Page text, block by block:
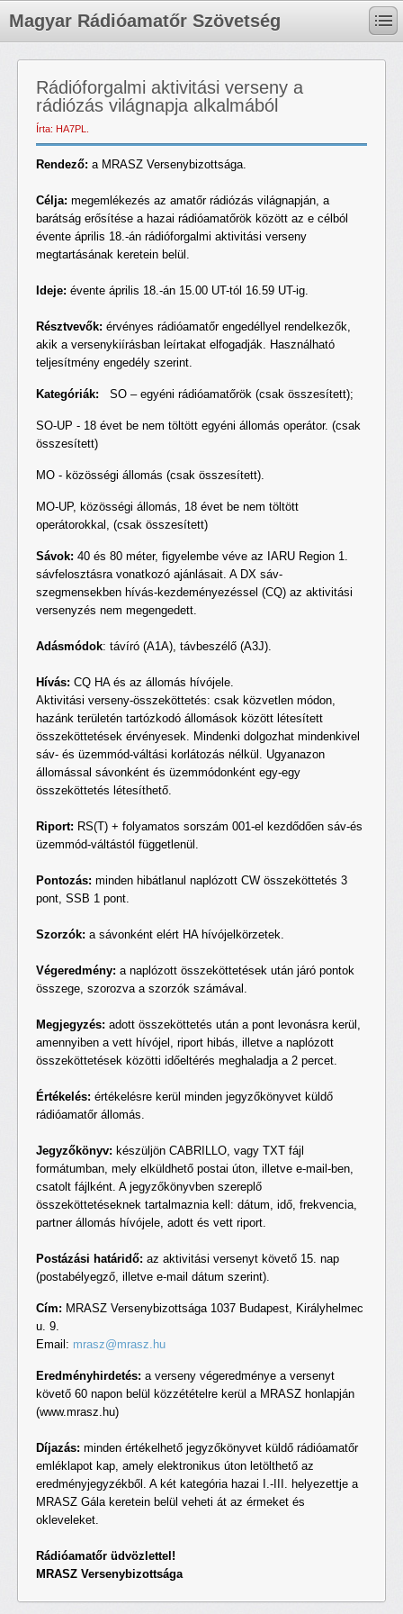
Magyar Rádióamatőr Szövetség
Rádióforgalmi aktivitási verseny a
rádiózás világnapja alkalmából
Írta: HA7PL.
Rendező: a MRASZ Versenybizottsága.
Célja: megemlékezés az amatőr rádiózás világnapján, a
barátság erősítése a hazai rádióamatőrök között az e célból
évente április 18.-án rádióforgalmi aktivitási verseny
megtartásának keretein belül.
Ideje: évente április 18.-án 15.00 UT-tól 16.59 UT-ig.
Résztvevők: érvényes rádióamatőr engedéllyel rendelkezők,
akik a versenykiírásban leírtakat elfogadják. Használható
teljesítmény engedély szerint.
Kategóriák: SO – egyéni rádióamatőrök (csak összesített);
SO-UP - 18 évet be nem töltött egyéni állomás operátor. (csak
összesített)
MO - közösségi állomás (csak összesített).
MO-UP, közösségi állomás, 18 évet be nem töltött
operátorokkal, (csak összesített)
Sávok: 40 és 80 méter, figyelembe véve az IARU Region 1.
sávfelosztásra vonatkozó ajánlásait. A DX sáv-
szegmensekben hívás-kezdeményezéssel (CQ) az aktivitási
versenyzés nem megengedett.
Adásmódok: távíró (A1A), távbeszélő (A3J).
Hívás: CQ HA és az állomás hívójele.
Aktivitási verseny-összeköttetés: csak közvetlen módon,
hazánk területén tartózkodó állomások között létesített
összeköttetések érvényesek. Mindenki dolgozhat mindenkivel
sáv- és üzemmód-váltási korlátozás nélkül. Ugyanazon
állomással sávonként és üzemmódonként egy-egy
összeköttetés létesíthető.
Riport: RS(T) + folyamatos sorszám 001-el kezdődően sáv-és
üzemmód-váltástól függetlenül.
Pontozás: minden hibátlanul naplózott CW összeköttetés 3
pont, SSB 1 pont.
Szorzók: a sávonként elért HA hívójelkörzetek.
Végeredmény: a naplózott összeköttetések után járó pontok
összege, szorozva a szorzók számával.
Megjegyzés: adott összeköttetés után a pont levonásra kerül,
amennyiben a vett hívójel, riport hibás, illetve a naplózott
összeköttetések közötti időeltérés meghaladja a 2 percet.
Értékelés: értékelésre kerül minden jegyzőkönyvet küldő
rádióamatőr állomás.
Jegyzőkönyv: készüljön CABRILLO, vagy TXT fájl
formátumban, mely elküldhető postai úton, illetve e-mail-ben,
csatolt fájlként. A jegyzőkönyvben szereplő
összeköttetéseknek tartalmaznia kell: dátum, idő, frekvencia,
partner állomás hívójele, adott és vett riport.
Postázási határidő: az aktivitási versenyt követő 15. nap
(postabélyegző, illetve e-mail dátum szerint).
Cím: MRASZ Versenybizottsága 1037 Budapest, Királyhelmec
u. 9.
Email: mrasz@mrasz.hu
Eredményhirdetés: a verseny végeredménye a versenyt
követő 60 napon belül közzétételre kerül a MRASZ honlapján
(www.mrasz.hu)
Díjazás: minden értékelhető jegyzőkönyvet küldő rádióamatőr
emléklapot kap, amely elektronikus úton letölthető az
eredményjegyzékből. A két kategória hazai I.-III. helyezettje a
MRASZ Gála keretein belül veheti át az érmeket és
okleveleket.
Rádióamatőr üdvözlettel!
MRASZ Versenybizottsága